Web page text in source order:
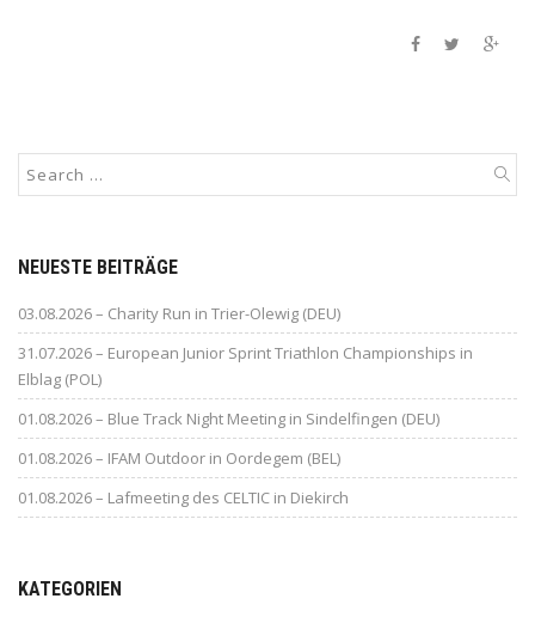
NEUESTE BEITRÄGE
03.08.2026 – Charity Run in Trier-Olewig (DEU)
31.07.2026 – European Junior Sprint Triathlon Championships in
Elblag (POL)
01.08.2026 – Blue Track Night Meeting in Sindelfingen (DEU)
01.08.2026 – IFAM Outdoor in Oordegem (BEL)
01.08.2026 – Lafmeeting des CELTIC in Diekirch
KATEGORIEN